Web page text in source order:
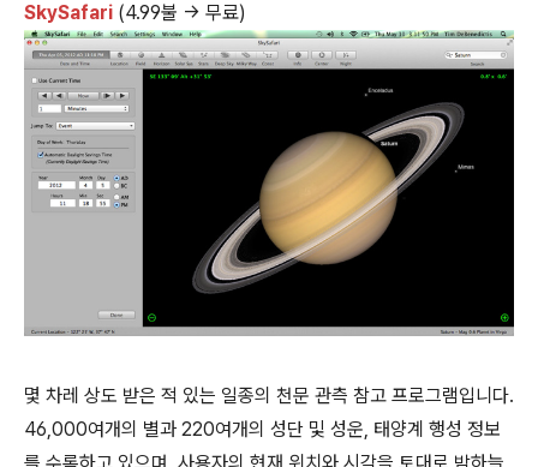
SkySafari (4.99불 → 무료)
몇 차레 상도 받은 적 있는 일종의 천문 관측 참고 프로그램입니다.
46,000여개의 별과 220여개의 성단 및 성운, 태양계 행성 정보
를 수록하고 있으며, 사용자의 현재 위치와 시각을 토대로 밤하늘